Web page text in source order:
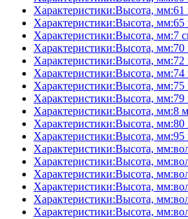
Характеристики:Высота,
Характеристики:Высота,
Характеристики:Высота, мм:7
Характеристики:Высота,
Характеристики:Высота,
Характеристики:Высота,
Характеристики:Высота,
Характеристики:Высота,
Характеристики:Высота, мм:8
Характеристики:Высота,
Характеристики:Высота,
Характеристики:Высота,
Характеристики:Высота,
Характеристики:Высота,
Характеристики:Высота,
Характеристики:Высота,
Характеристики:Высота,